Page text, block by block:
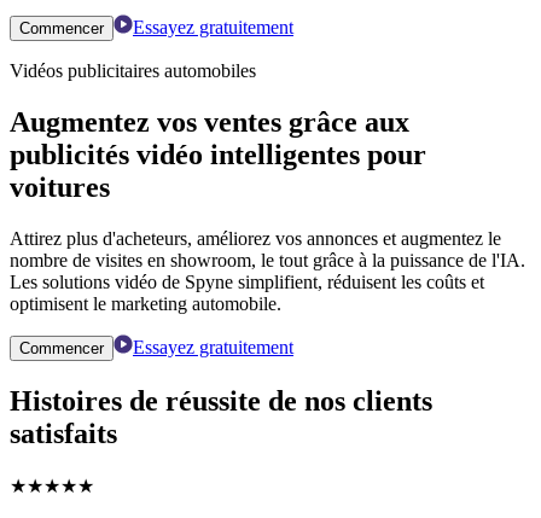
Commencer Essayez gratuitement
Vidéos publicitaires automobiles
Augmentez vos ventes grâce aux
publicités vidéo intelligentes pour
voitures
Attirez plus d'acheteurs, améliorez vos annonces et augmentez le
nombre de visites en showroom, le tout grâce à la puissance de l'IA.
Les solutions vidéo de Spyne simplifient, réduisent les coûts et
optimisent le marketing automobile.
Commencer Essayez gratuitement
Histoires de réussite de nos clients
satisfaits
★★★★★